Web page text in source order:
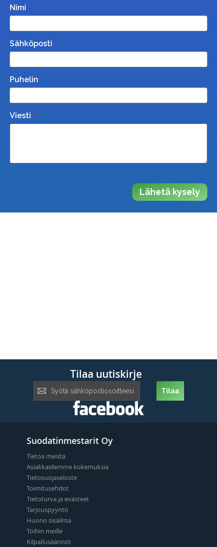
Nimi
Sähköposti
Puhelin
Viesti
Lähetä kysely
Tilaa uutiskirje
uutiskirje:
Tilaa
Suodatinmestarit Oy
Tietoa meistä
Asiakkaidemme kokemuksia
Tietosuojaseloste
Toimitusehdot
Tietoturva ja evästeet
Tarjouspyyntö
Huono sisäilma
Töihin meille
Kilpailusäännöt